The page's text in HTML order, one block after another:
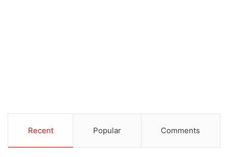
Recent Popular Comments